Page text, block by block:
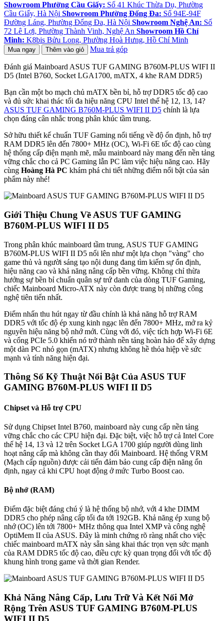
Showroom Phường Cầu Giấy: Số 41 Khúc Thừa Dụ, Phường
Cầu Giấy, Hà Nội Showroom Phường Đống Đa: Số 94E-94F
Đường Láng, Phường Đống Đa, Hà Nội Showroom Nghệ An: Số
72 Lê Lợi, Phường Thành Vinh, Nghệ An Showroom Hồ Chí
Minh: K8bis Bửu Long, Phường Hoà Hưng, Hồ Chí Minh
Mua ngay Thêm vào giỏ Mua trả góp
Đánh giá Mainboard ASUS TUF GAMING B760M-PLUS WIFI II
D5 (Intel B760, Socket LGA1700, mATX, 4 khe RAM DDR5)
Bạn cần một bo mạch chủ mATX bền bỉ, hỗ trợ DDR5 tốc độ cao
và đủ sức khai thác tối đa hiệu năng CPU Intel thế hệ 12, 13, 14?
ASUS TUF GAMING B760M-PLUS WIFI II D5 chính là lựa
chọn đáng cân nhắc trong phân khúc tầm trung.
Sở hữu thiết kế chuẩn TUF Gaming nổi tiếng về độ ổn định, hỗ trợ
RAM DDR5 lên đến 7800+ MHz (OC), Wi-Fi 6E tốc độ cao cùng
hệ thống cấp điện mạnh mẽ, mẫu mainboard này mang đến nền tảng
vững chắc cho cả PC Gaming lẫn PC làm việc hiệu năng cao. Hãy
cùng Hoàng Hà PC khám phá chi tiết những điểm nổi bật của sản
phẩm này nhé!
Giới Thiệu Chung Về ASUS TUF GAMING
B760M-PLUS WIFI II D5
Trong phân khúc mainboard tầm trung, ASUS TUF GAMING
B760M-PLUS WIFI II D5 nổi lên như một lựa chọn "vàng" cho
game thủ và người sáng tạo nội dung đang tìm kiếm sự ổn định,
hiệu năng cao và khả năng nâng cấp bền vững. Không chỉ thừa
hưởng sự bền bỉ chuẩn quân sự trứ danh của dòng TUF Gaming,
chiếc Mainboard Micro-ATX này còn được trang bị những công
nghệ tiên tiến nhất.
Điểm nhấn thu hút ngay từ đầu chính là khả năng hỗ trợ RAM
DDR5 với tốc độ ép xung kinh ngạc lên đến 7800+ MHz, mở ra kỷ
nguyên hiệu năng bộ nhớ mới. Cùng với đó, việc tích hợp Wi-Fi 6E
và cổng PCIe 5.0 khiến nó trở thành nền tảng hoàn hảo để xây dựng
một dàn PC nhỏ gọn (mATX) nhưng không hề thỏa hiệp về sức
mạnh và tính năng hiện đại.
Thông Số Kỹ Thuật Nổi Bật Của ASUS TUF
GAMING B760M-PLUS WIFI II D5
Chipset và Hỗ trợ CPU
Sử dụng Chipset Intel B760, mainboard này cung cấp nền tảng
vững chắc cho các CPU hiện đại. Đặc biệt, việc hỗ trợ cả Intel Core
thế hệ 14, 13 và 12 trên Socket LGA 1700 giúp người dùng linh
hoạt nâng cấp mà không cần thay đổi Mainboard. Hệ thống VRM
(Mạch cấp nguồn) được cải tiến đảm bảo cung cấp điện năng ổn
định, ngay cả khi CPU hoạt động ở mức Turbo Boost cao.
Bộ nhớ (RAM)
Điểm đặc biệt đáng chú ý là hệ thống bộ nhớ, với 4 khe DIMM
DDR5 cho phép nâng cấp tối đa tới 192GB. Khả năng ép xung bộ
nhớ (OC) lên tới 7800+ MHz thông qua Intel XMP và công nghệ
OptiMem II của ASUS. Đây là minh chứng rõ ràng nhất cho việc
chiếc mainboard mATX này sẵn sàng khai thác trọn vẹn sức mạnh
của RAM DDR5 tốc độ cao, điều cực kỳ quan trọng đối với tốc độ
khung hình trong game và thời gian Render.
Khả Năng Nâng Cấp, Lưu Trữ Và Kết Nối Mở
Rộng Trên ASUS TUF GAMING B760M-PLUS
WIFI II D5